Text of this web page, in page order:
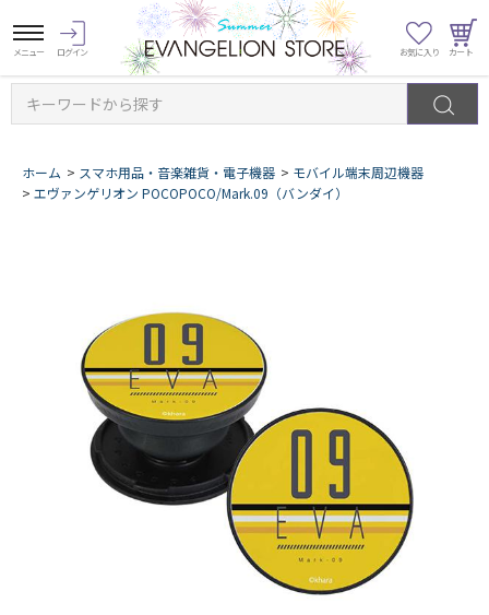
キーワードから探す
ホーム > スマホ用品・音楽雑貨・電子機器 > モバイル端末周辺機器
> エヴァンゲリオン POCOPOCO/Mark.09（バンダイ）